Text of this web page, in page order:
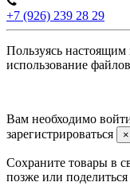
+7 (926) 239 28 29
Пользуясь настоящим
использование
Вам необходимо
зарегистрироваться
×
Сохраните товары в
позже или поделиться